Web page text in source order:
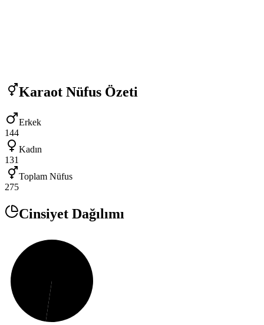
Karaot Nüfus Özeti
Erkek
144
Kadın
131
Toplam Nüfus
275
Cinsiyet Dağılımı